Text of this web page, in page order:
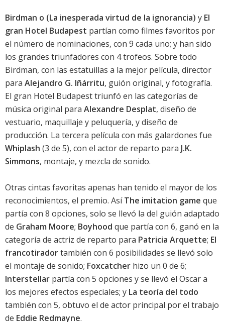
Birdman o (La inesperada virtud de la ignorancia) y El
gran Hotel Budapest partían como filmes favoritos por
el número de nominaciones, con 9 cada uno; y han sido
los grandes triunfadores con 4 trofeos. Sobre todo
Birdman, con las estatuillas a la mejor película, director
para Alejandro G. Iñárritu, guión original, y fotografía.
El gran Hotel Budapesttriunfó en las categorías de
música original para Alexandre Desplat, diseño de
vestuario, maquillaje y peluquería, y diseño de
producción. La tercera película con más galardones fue
Whiplash (3 de 5), con el actor de reparto para J.K.
Simmons, montaje, y mezcla de sonido.
Otras cintas favoritas apenas han tenido el mayor de los
reconocimientos, el premio. AsíThe imitation game que
partía con 8 opciones, solo se llevó la del guión adaptado
de Graham Moore; Boyhood que partía con 6, ganó en la
categoría de actriz de reparto para Patricia Arquette; El
francotiradortambién con 6 posibilidades se llevó solo
el montaje de sonido; Foxcatcher hizo un 0 de 6;
Interstellar partía con 5 opciones y se llevó el Oscar a
los mejores efectos especiales; y La teoría del todo
también con 5, obtuvo el de actor principal por el trabajo
de Eddie Redmayne.